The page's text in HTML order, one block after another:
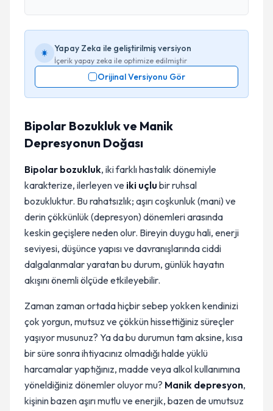
Yapay Zeka ile geliştirilmiş versiyon
İçerik yapay zeka ile optimize edilmiştir
Orijinal Versiyonu Gör
Bipolar Bozukluk ve Manik
Depresyonun Doğası
Bipolar bozukluk, iki farklı hastalık dönemiyle
karakterize, ilerleyen ve iki uçlu bir ruhsal
bozukluktur. Bu rahatsızlık; aşırı coşkunluk (mani) ve
derin çökkünlük (depresyon) dönemleri arasında
keskin geçişlere neden olur. Bireyin duygu hali, enerji
seviyesi, düşünce yapısı ve davranışlarında ciddi
dalgalanmalar yaratan bu durum, günlük hayatın
akışını önemli ölçüde etkileyebilir.
Zaman zaman ortada hiçbir sebep yokken kendinizi
çok yorgun, mutsuz ve çökkün hissettiğiniz süreçler
yaşıyor musunuz? Ya da bu durumun tam aksine, kısa
bir süre sonra ihtiyacınız olmadığı halde yüklü
harcamalar yaptığınız, madde veya alkol kullanımına
yöneldiğiniz dönemler oluyor mu? Manik depresyon,
kişinin bazen aşırı mutlu ve enerjik, bazen de umutsuz